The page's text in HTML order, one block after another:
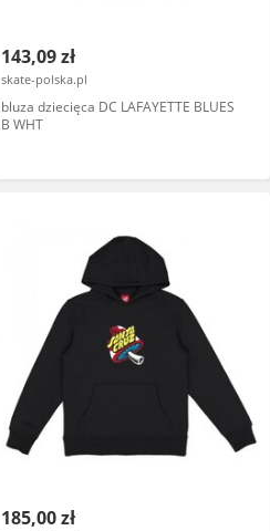
143,09 zł
skate-polska.pl
bluza dziecięca DC LAFAYETTE BLUES
B WHT
185,00 zł